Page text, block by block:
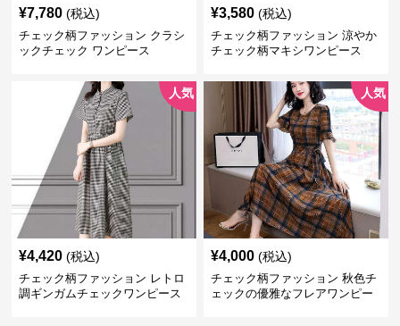
¥7,780 (税込)
チェック柄ファッション クラシ
ックチェック ワンピース
¥3,580 (税込)
チェック柄ファッション 涼やか
チェック柄マキシワンピース
人気
¥4,420 (税込)
チェック柄ファッション レトロ
調ギンガムチェックワンピース
人気
¥4,000 (税込)
チェック柄ファッション 秋色チ
ェックの優雅なフレアワンピー